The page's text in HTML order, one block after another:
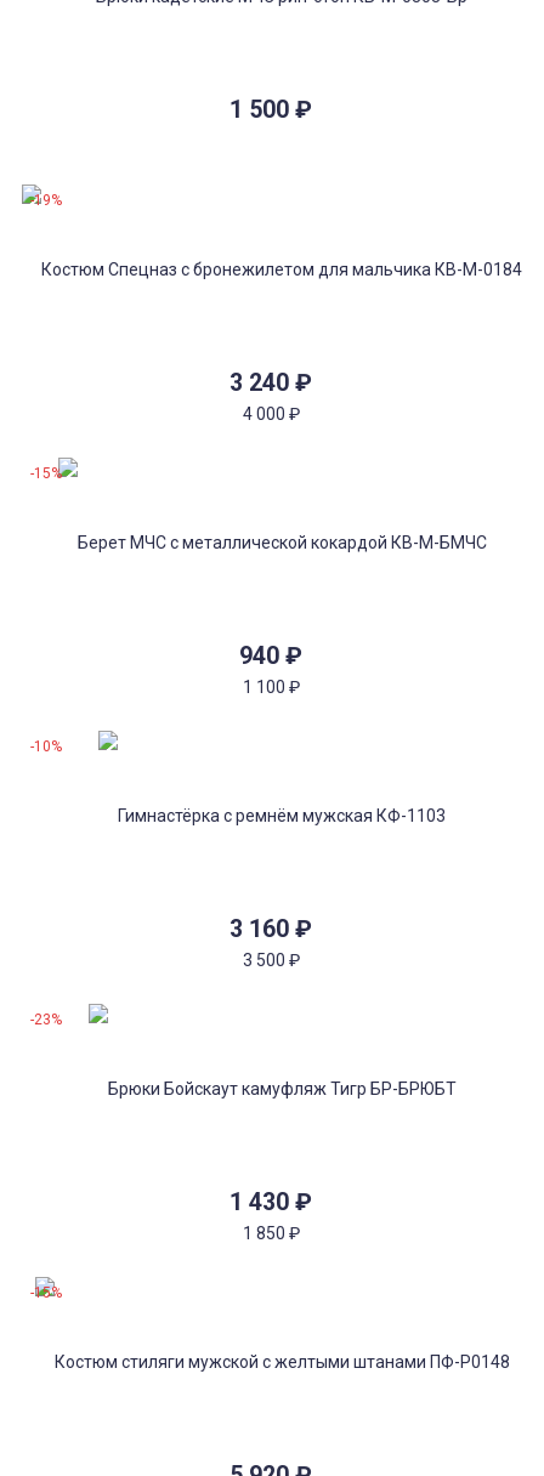
1 500 ₽
3 240 ₽
4 000 ₽
-19%
940 ₽
1 100 ₽
-15%
3 160 ₽
3 500 ₽
-10%
1 430 ₽
1 850 ₽
-23%
-15%